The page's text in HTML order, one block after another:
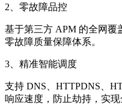
2、零故障品控
基于第三方 APM 的全网覆
零故障质量保障体系。
3、精准智能调度
支持 DNS、HTTPDNS、
响应速度，防止劫持，实现